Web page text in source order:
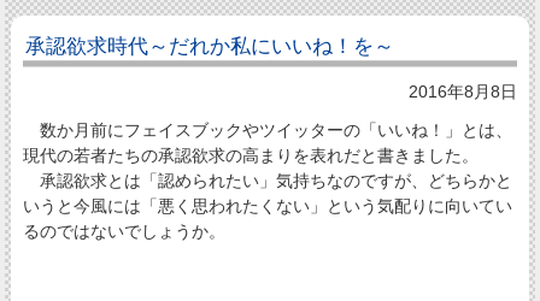
承認欲求時代～だれか私にいいね！を～
2016年8月8日
数か月前にフェイスブックやツイッターの「いいね！」とは、
現代の若者たちの承認欲求の高まりを表れだと書きました。
承認欲求とは「認められたい」気持ちなのですが、どちらかと
いうと今風には「悪く思われたくない」という気配りに向いてい
るのではないでしょうか。